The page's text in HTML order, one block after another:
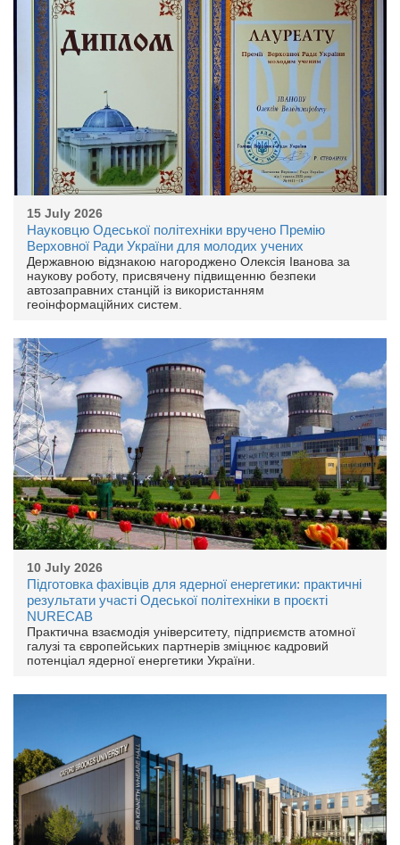
15 July 2026
Науковцю Одеської політехніки вручено Премію
Верховної Ради України для молодих учених
Державною відзнакою нагороджено Олексія Іванова за
наукову роботу, присвячену підвищенню безпеки
автозаправних станцій із використанням
геоінформаційних систем.
10 July 2026
Підготовка фахівців для ядерної енергетики: практичні
результати участі Одеської політехніки в проєкті
NURECAB
Практична взаємодія університету, підприємств атомної
галузі та європейських партнерів зміцнює кадровий
потенціал ядерної енергетики України.